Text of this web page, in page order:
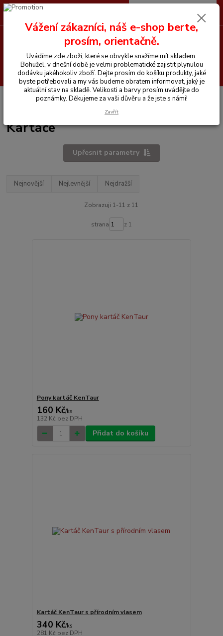
Hledat
+420 605 255 500 0 Kč
Vše pro koně Čištění na koně
Kartáče, hřebeny, háčky, hřbílka...
Kartáče
Upřesnit parametry
Nejnovější Nejlevnější Nejdražší
Zobrazuji 1-11 z 11
strana z 1
Pony kartáč KenTaur
160 Kč/ks
132 Kč bez DPH
Přidat do košíku
Kartáč KenTaur s přírodním vlasem
340 Kč/ks
281 Kč bez DPH
Vážení zákazníci, náš e-shop berte,
prosím, orientačně.
Uvádíme zde zboží, které se obvykle snažíme mít skladem.
Bohužel, v dnešní době je velmi problematické zajistit plynulou
dodávku jakéhokoliv zboží. Dejte prosím do košíku produkty, jaké
byste potřebovali a my vás budeme obratem informovat, jaký je
aktuální stav na skladě. Velikosti a barvy prosím uvádějte do
poznámky. Děkujeme za vaši důvěru a že jste s námi!
Zavřít